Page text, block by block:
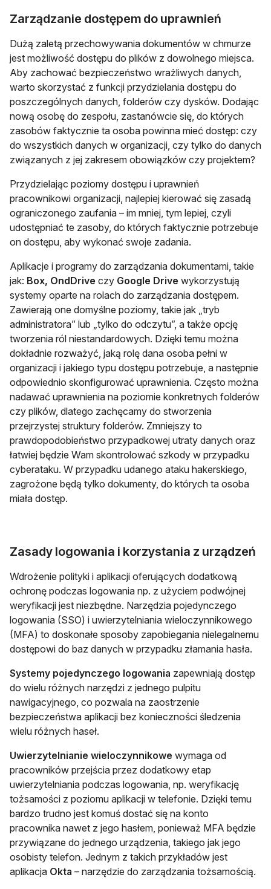
Zarządzanie dostępem do uprawnień
Dużą zaletą przechowywania dokumentów w chmurze
jest możliwość dostępu do plików z dowolnego miejsca.
Aby zachować bezpieczeństwo wrażliwych danych,
warto skorzystać z funkcji przydzielania dostępu do
poszczególnych danych, folderów czy dysków. Dodając
nową osobę do zespołu, zastanówcie się, do których
zasobów faktycznie ta osoba powinna mieć dostęp: czy
do wszystkich danych w organizacji, czy tylko do danych
związanych z jej zakresem obowiązków czy projektem?
Przydzielając poziomy dostępu i uprawnień
pracownikowi organizacji, najlepiej kierować się zasadą
ograniczonego zaufania – im mniej, tym lepiej, czyli
udostępniać te zasoby, do których faktycznie potrzebuje
on dostępu, aby wykonać swoje zadania.
Aplikacje i programy do zarządzania dokumentami, takie
jak: Box, OndDrive czy Google Drive wykorzystują
systemy oparte na rolach do zarządzania dostępem.
Zawierają one domyślne poziomy, takie jak „tryb
administratora” lub „tylko do odczytu”, a także opcję
tworzenia ról niestandardowych. Dzięki temu można
dokładnie rozważyć, jaką rolę dana osoba pełni w
organizacji i jakiego typu dostępu potrzebuje, a następnie
odpowiednio skonfigurować uprawnienia. Często można
nadawać uprawnienia na poziomie konkretnych folderów
czy plików, dlatego zachęcamy do stworzenia
przejrzystej struktury folderów. Zmniejszy to
prawdopodobieństwo przypadkowej utraty danych oraz
łatwiej będzie Wam skontrolować szkody w przypadku
cyberataku. W przypadku udanego ataku hakerskiego,
zagrożone będą tylko dokumenty, do których ta osoba
miała dostęp.
Zasady logowania i korzystania z urządzeń
Wdrożenie polityki i aplikacji oferujących dodatkową
ochronę podczas logowania np. z użyciem podwójnej
weryfikacji jest niezbędne. Narzędzia pojedynczego
logowania (SSO) i uwierzytelniania wieloczynnikowego
(MFA) to doskonałe sposoby zapobiegania nielegalnemu
dostępowi do baz danych w przypadku złamania hasła.
Systemy pojedynczego logowania zapewniają dostęp
do wielu różnych narzędzi z jednego pulpitu
nawigacyjnego, co pozwala na zaostrzenie
bezpieczeństwa aplikacji bez konieczności śledzenia
wielu różnych haseł.
Uwierzytelnianie wieloczynnikowe wymaga od
pracowników przejścia przez dodatkowy etap
uwierzytelniania podczas logowania, np. weryfikację
tożsamości z poziomu aplikacji w telefonie. Dzięki temu
bardzo trudno jest komuś dostać się na konto
pracownika nawet z jego hasłem, ponieważ MFA będzie
przywiązane do jednego urządzenia, takiego jak jego
osobisty telefon. Jednym z takich przykładów jest
aplikacja Okta – narzędzie do zarządzania tożsamością.